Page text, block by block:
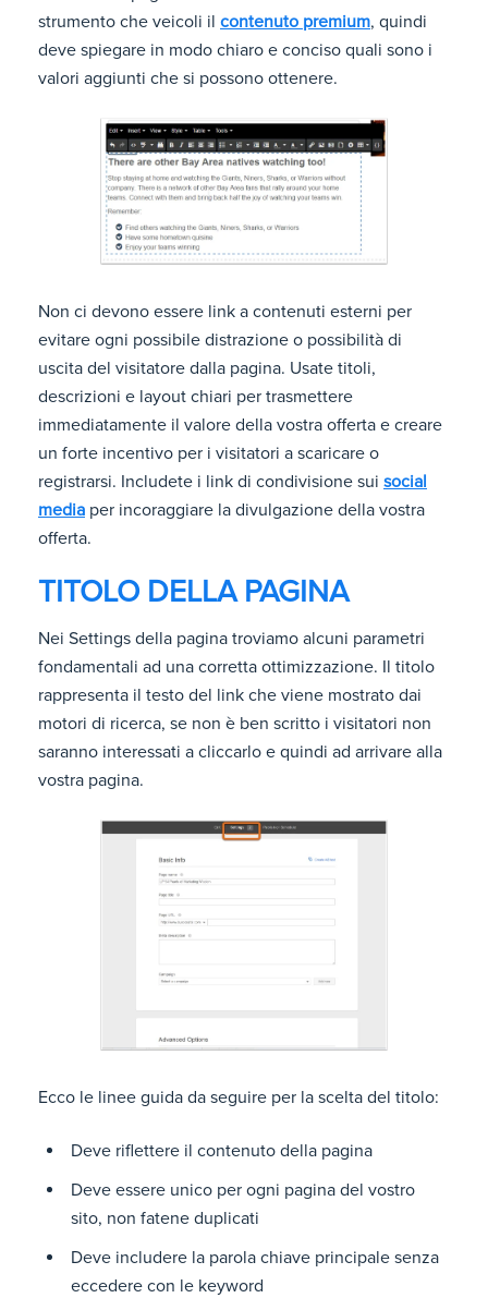
strumento che veicoli il contenuto premium, quindi
deve spiegare in modo chiaro e conciso quali sono i
valori aggiunti che si possono ottenere.
Non ci devono essere link a contenuti esterni per
evitare ogni possibile distrazione o possibilità di
uscita del visitatore dalla pagina. Usate titoli,
descrizioni e layout chiari per trasmettere
immediatamente il valore della vostra offerta e creare
un forte incentivo per i visitatori a scaricare o
registrarsi. Includete i link di condivisione sui social
media per incoraggiare la divulgazione della vostra
offerta.
TITOLO DELLA PAGINA
Nei Settings della pagina troviamo alcuni parametri
fondamentali ad una corretta ottimizzazione. Il titolo
rappresenta il testo del link che viene mostrato dai
motori di ricerca, se non è ben scritto i visitatori non
saranno interessati a cliccarlo e quindi ad arrivare alla
vostra pagina.
Ecco le linee guida da seguire per la scelta del titolo:
Deve riflettere il contenuto della pagina
Deve essere unico per ogni pagina del vostro
sito, non fatene duplicati
Deve includere la parola chiave principale senza
eccedere con le keyword